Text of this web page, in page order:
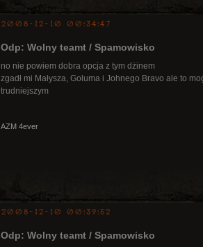
2008-12-10 00:34:47
Odp: Wolny teamt / Spamowisko
no nie powiem dobra opcja z tym dżinem
zgadł mi Małysza, Goluma i Johnego Bravo ale to
trudniejszym
AZM 4ever
2008-12-10 00:39:52
Odp: Wolny teamt / Spamowisko